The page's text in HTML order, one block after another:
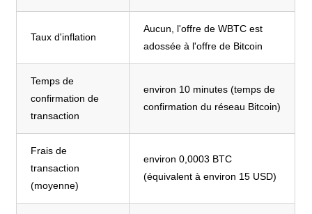
Taux d'inflation
Aucun, l'offre de WBTC est
adossée à l'offre de Bitcoin
Temps de
confirmation de
transaction
environ 10 minutes (temps de
confirmation du réseau Bitcoin)
Frais de
transaction
(moyenne)
environ 0,0003 BTC
(équivalent à environ 15 USD)